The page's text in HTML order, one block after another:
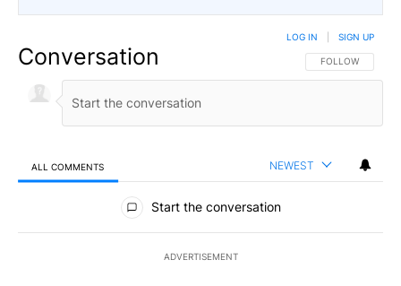
Conversation FOLLOW THIS
FOLLOW
LOG IN SIGN UP
ALL COMMENTS NEWEST
All Comments
Start the conversation
ADVERTISEMENT